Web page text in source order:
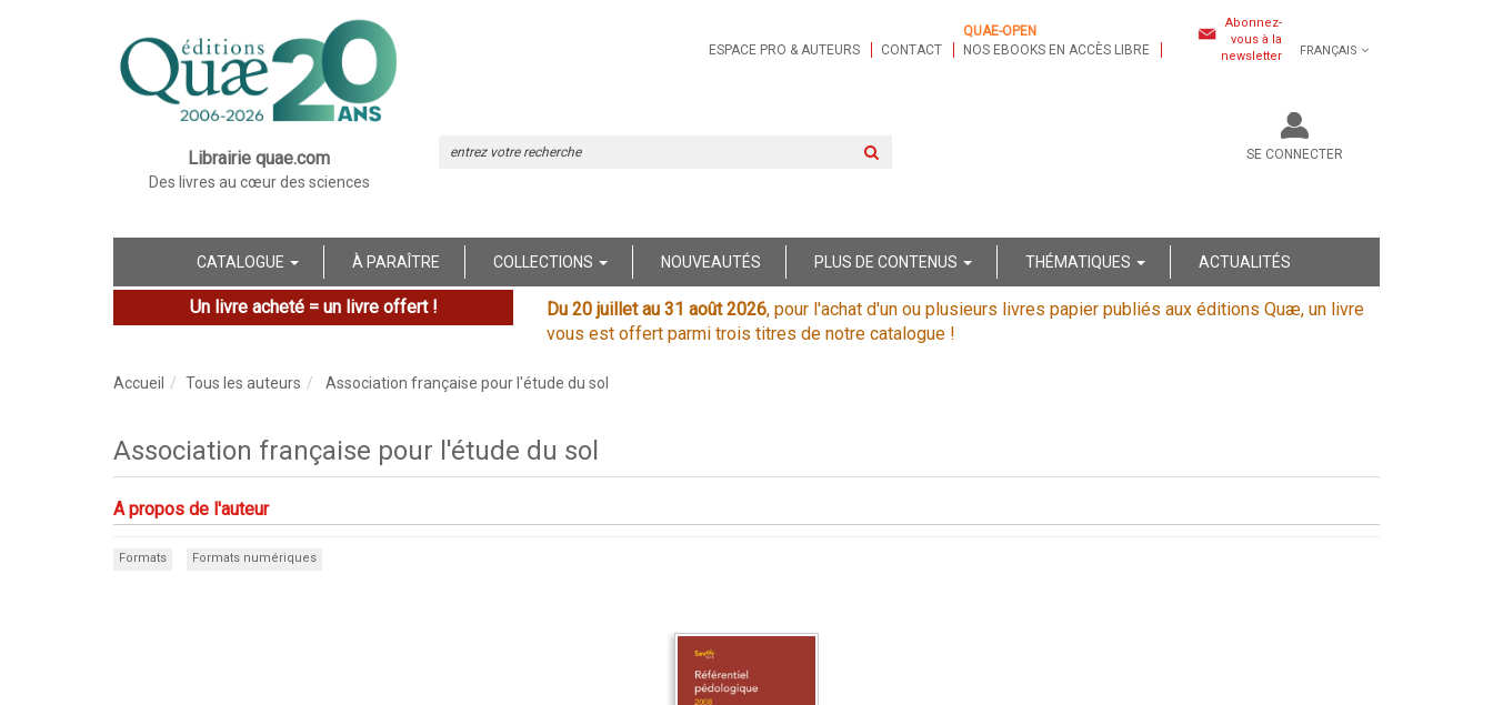
Librairie quae.com
Des livres au cœur des sciences
ESPACE PRO & AUTEURS CONTACT
QUAE-OPEN
NOS EBOOKS EN ACCÈS LIBRE
Abonnez-
vous à la
newsletter
FRANÇAIS
SE CONNECTER
CATALOGUE À PARAÎTRE COLLECTIONS NOUVEAUTÉS PLUS DE CONTENUS THÉMATIQUES ACTUALITÉS
Un livre acheté = un livre offert ! Du 20 juillet au 31 août 2026, pour l'achat d'un ou plusieurs livres papier publiés aux éditions Quæ, un livre
vous est offert parmi trois titres de notre catalogue !
Accueil Tous les auteurs Association française pour l'étude du sol
Association française pour l'étude du sol
A propos de l'auteur
Formats Formats numériques